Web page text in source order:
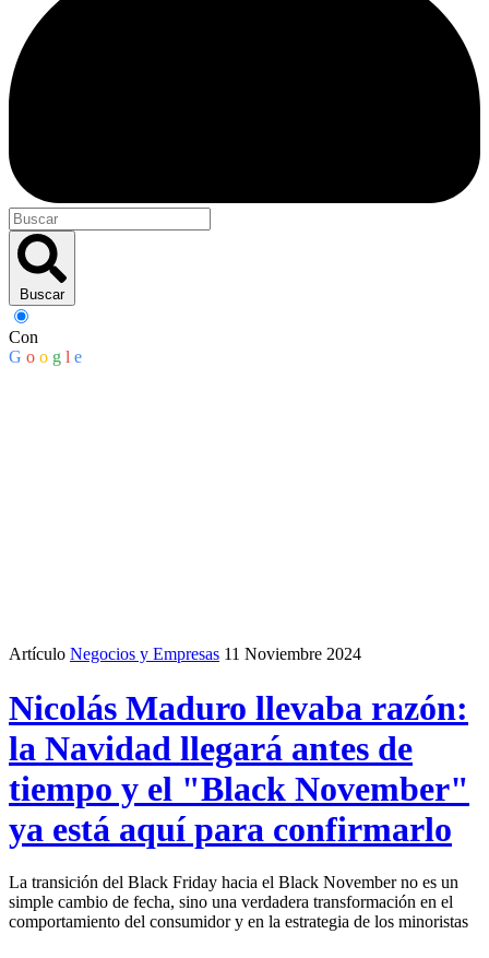
Buscar
Con
G o o g l e
Artículo Negocios y Empresas 11 Noviembre 2024
Nicolás Maduro llevaba razón:
la Navidad llegará antes de
tiempo y el "Black November"
ya está aquí para confirmarlo
La transición del Black Friday hacia el Black November no es un
simple cambio de fecha, sino una verdadera transformación en el
comportamiento del consumidor y en la estrategia de los minoristas